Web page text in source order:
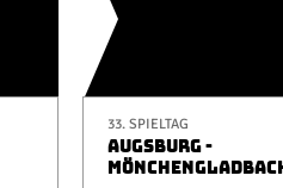
33. SPIELTAG
AUGSBURG -